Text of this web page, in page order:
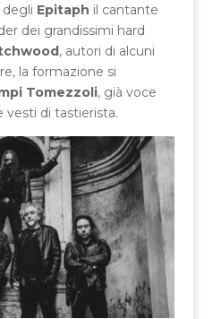
Epitaph il cantante
dei grandissimi hard
, autori di alcuni
la formazione si
Tomezzoli, già voce
vesti di tastierista.